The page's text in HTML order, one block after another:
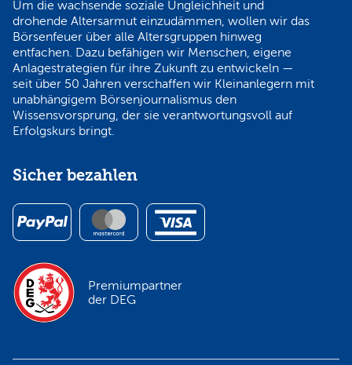
Um die wachsende soziale Ungleichheit und
drohende Altersarmut einzudämmen, wollen wir das
Börsenfeuer über alle Altersgruppen hinweg
entfachen. Dazu befähigen wir Menschen, eigene
Anlagestrategien für ihre Zukunft zu entwickeln —
seit über 50 Jahren verschaffen wir Kleinanlegern mit
unabhängigem Börsenjournalismus den
Wissensvorsprung, der sie verantwortungsvoll auf
Erfolgskurs bringt.
Sicher bezahlen
Premiumpartner
der DEG